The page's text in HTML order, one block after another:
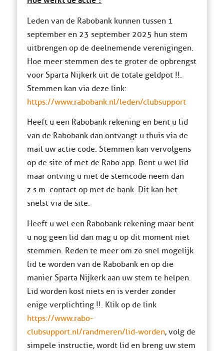
Leden van de Rabobank kunnen tussen 1
september en 23 september 2025 hun stem
uitbrengen op de deelnemende verenigingen.
Hoe meer stemmen des te groter de opbrengst
voor Sparta Nijkerk uit de totale geldpot !!.
Stemmen kan via deze link:
https://www.rabobank.nl/leden/clubsupport
Heeft u een Rabobank rekening en bent u lid
van de Rabobank dan ontvangt u thuis via de
mail uw actie code. Stemmen kan vervolgens
op de site of met de Rabo app. Bent u wel lid
maar ontving u niet de stemcode neem dan
z.s.m. contact op met de bank. Dit kan het
snelst via de site.
Heeft u wel een Rabobank rekening maar bent
u nog geen lid dan mag u op dit moment niet
stemmen. Reden te meer om zo snel mogelijk
lid te worden van de Rabobank en op die
manier Sparta Nijkerk aan uw stem te helpen.
Lid worden kost niets en is verder zonder
enige verplichting !!. Klik op de link
https://www.rabo-
clubsupport.nl/randmeren/lid-worden, volg de
simpele instructie, wordt lid en breng uw stem